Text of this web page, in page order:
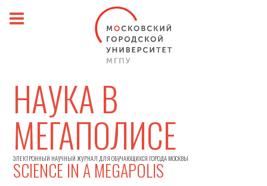
НАУКА В
МЕГАПОЛИСЕ
ЭЛЕКТРОННЫЙ НАУЧНЫЙ ЖУРНАЛ ДЛЯ ОБУЧАЮЩИХСЯ ГОРОДА МОСКВЫ
SCIENCE IN A MEGAPOLIS